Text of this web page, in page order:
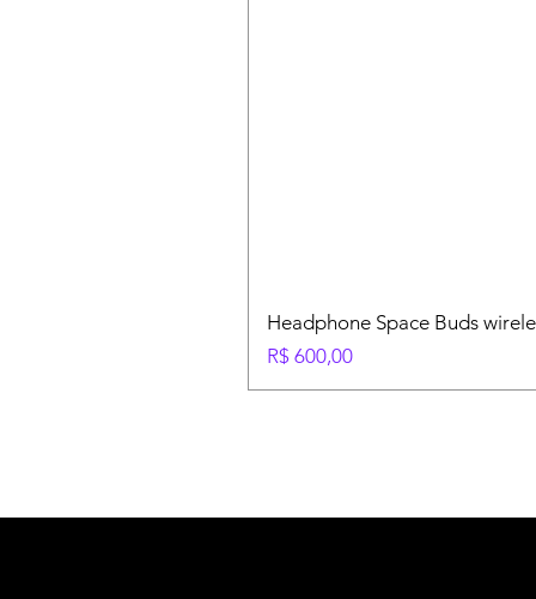
Headphone Space Buds
Preço
R$ 600,00